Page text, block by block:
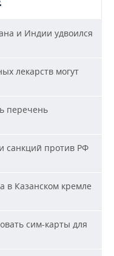
и Индии удвоился
лекарств могут
перечень
санкций против РФ
в Казанском кремле
сим-карты для